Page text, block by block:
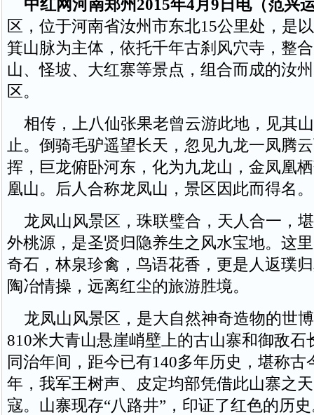
中红网河南郑州2015年4月9日电（范兴
区，位于河南省汝州市东北15公里处，是
箕山脉为主体，依托千年古刹风穴寺，整
山、怪坡、大红寨等景点，组合而成的汝
区。
相传，上八仙张果老曾云游此地，见其
止。倒骑毛驴遥望长天，忽见九龙一凤腾
挥，巨龙俯卧河东，化为九龙山，金凤凰
凰山。后人合称龙凤山，景区因此而得名。
龙凤山风景区，珠联璧合，天人合一，
外桃源，是圣贤归隐养生之风水宝地。这
奇石，林泉珍禽，鸟语花香，更是人返璞
陶冶情操，远离红尘的旅游胜境。
龙凤山风景区，是大自然神奇造物的世
810米大青山悬崖峭壁上的古山寨和御敌石
同治年间，距今已有140多年历史，堪称古
年，我军王树声、皮定均部凭借此山寨之
寇。山寨现存“八路井”，印证了红色的历